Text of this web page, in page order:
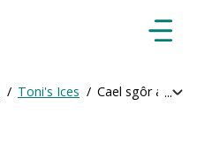
Toni's Ices Cael sgôr ar-lein